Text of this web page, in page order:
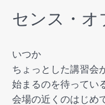
センス・オ
いつか
ちょっとした講習会
始まるのを待ってい
会場の近くのはじめ